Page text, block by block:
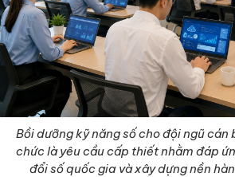
Bồi dưỡng kỹ năng số cho đội ngũ cán
chức là yêu cầu cấp thiết nhằm đáp
đổi số quốc gia và xây dựng nền